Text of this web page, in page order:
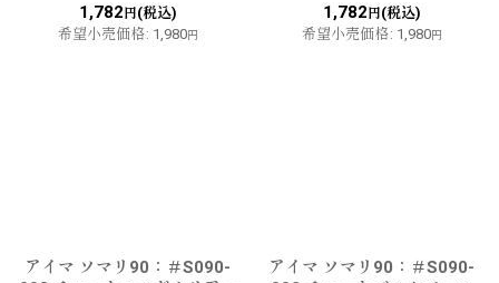
1,782 円(税込)
希望小売価格: 1,980円
1,782 円(税込)
希望小売価格: 1,980円
アイマ ソマリ90：＃S090-
アイマ ソマリ90：＃S090-